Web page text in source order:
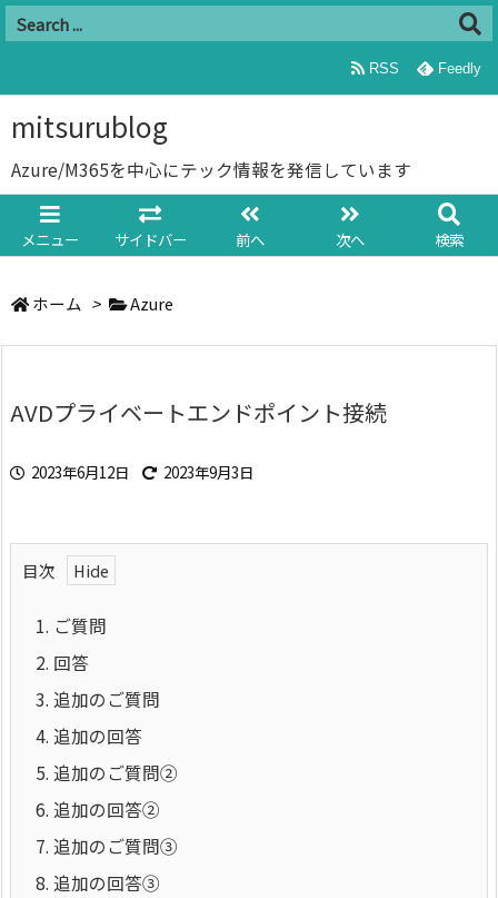
mitsurublog
Azure/M365を中心にテック情報を発信しています
メニュー サイドバー 前へ 次へ 検索
RSS Feedly
ホーム > Azure
AVDプライベートエンドポイント接続
2023年6月12日 2023年9月3日
目次
1. ご質問
2. 回答
3. 追加のご質問
4. 追加の回答
5. 追加のご質問②
6. 追加の回答②
7. 追加のご質問③
8. 追加の回答③